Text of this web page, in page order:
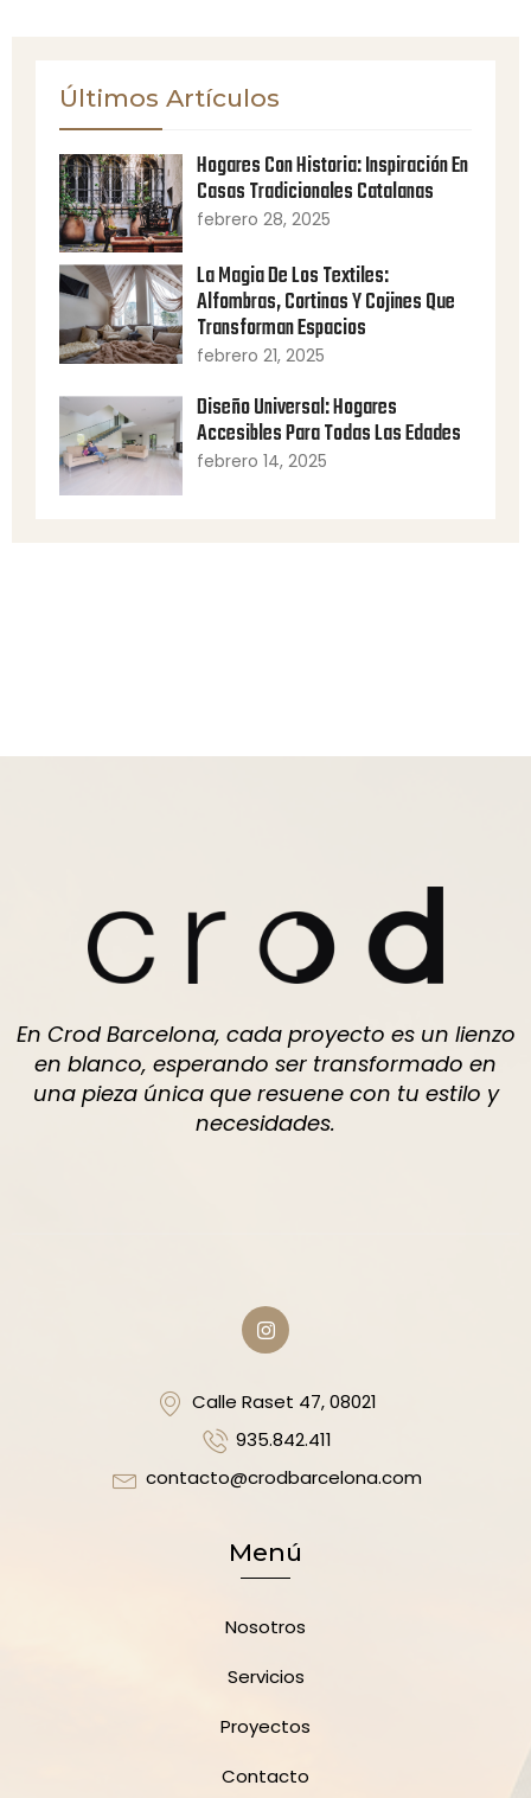
Últimos Artículos
Hogares Con Historia: Inspiración En
Casas Tradicionales Catalanas
febrero 28, 2025
La Magia De Los Textiles:
Alfombras, Cortinas Y Cojines Que
Transforman Espacios
febrero 21, 2025
Diseño Universal: Hogares
Accesibles Para Todas Las Edades
febrero 14, 2025
En Crod Barcelona, cada proyecto es un lienzo
en blanco, esperando ser transformado en
una pieza única que resuene con tu estilo y
necesidades.
Calle Raset 47, 08021
935.842.411
contacto@crodbarcelona.com
Menú
Nosotros
Servicios
Proyectos
Contacto